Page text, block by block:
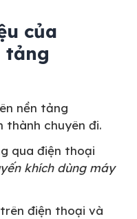
của
tảng
nền tảng
thành chuyên đi.
qua điện thoại
khích dùng máy
điện thoại và